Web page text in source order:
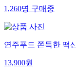
1,260명구매중
연주푸드 쫀득한 떡
13,900원